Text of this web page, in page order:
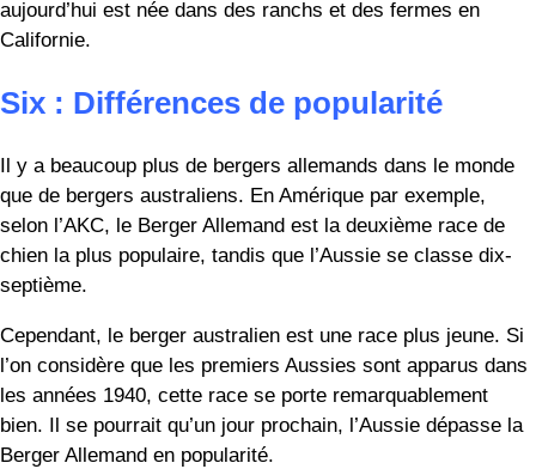
L’Aussie a un autre avantage sur le Berger Allemand : il a
tendance à vivre plus longtemps. En moyenne, les bergers
berger allemand vit rarement au-delà de treize ans.
Pourquoi ? On sait que les grands chiens vivent moins
longtemps que les petits car ils vieillissent plus vite. On ne
sait pas exactement pourquoi les grands chiens vieillissent
plus vite.
Huit : Différences de couleur de
robe
Les Berger Allemand sont des chiens merveilleux,
intelligents et polyvalents, mais ils ont une palette de